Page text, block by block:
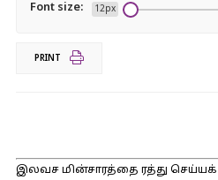
Font size: 12px
PRINT
இலவச மின்சாரத்தை ரத்து செய்யக்